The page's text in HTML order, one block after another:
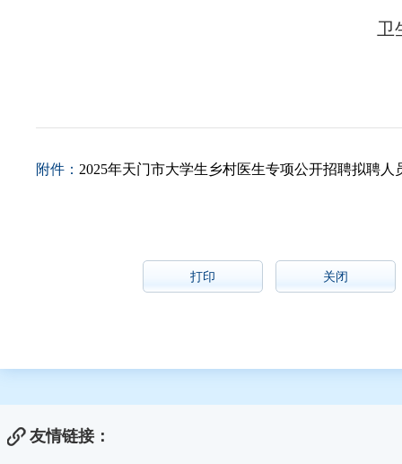
卫
附件： 2025年天门市大学生乡村医生专项公开招聘拟聘人
打印 关闭
友情链接：